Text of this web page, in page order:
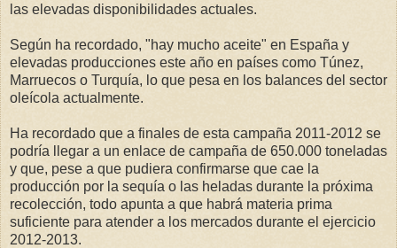
las elevadas disponibilidades actuales.
Según ha recordado, "hay mucho aceite" en España y
elevadas producciones este año en países como Túnez,
Marruecos o Turquía, lo que pesa en los balances del sector
oleícola actualmente.
Ha recordado que a finales de esta campaña 2011-2012 se
podría llegar a un enlace de campaña de 650.000 toneladas
y que, pese a que pudiera confirmarse que cae la
producción por la sequía o las heladas durante la próxima
recolección, todo apunta a que habrá materia prima
suficiente para atender a los mercados durante el ejercicio
2012-2013.